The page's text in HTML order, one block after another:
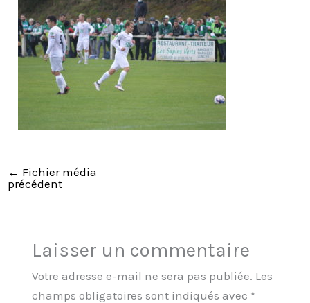
← Fichier média
précédent
Laisser un commentaire
Votre adresse e-mail ne sera pas publiée. Les
champs obligatoires sont indiqués avec *